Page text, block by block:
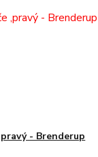
- Brenderup